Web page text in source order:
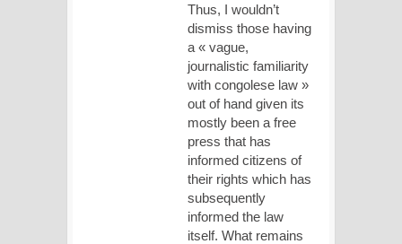
Thus, I wouldn’t
dismiss those having
a « vague,
journalistic familiarity
with congolese law »
out of hand given its
mostly been a free
press that has
informed citizens of
their rights which has
subsequently
informed the law
itself. What remains